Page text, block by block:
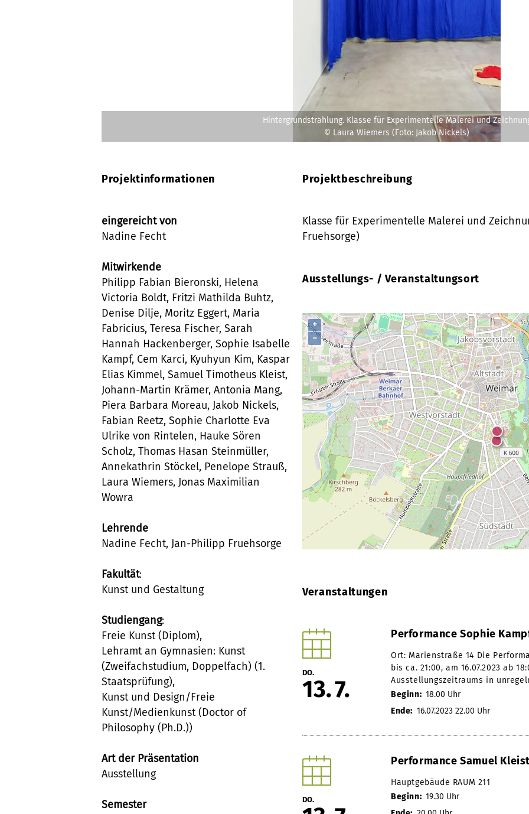
Hintergrundstrahlung. Klasse für Experimentelle Malerei und
© Laura Wiemers (Foto: Jakob Nickels)
Projektinformationen
eingereicht von
Nadine Fecht
Mitwirkende
Philipp Fabian Bieronski, Helena
Victoria Boldt, Fritzi Mathilda Buhtz,
Denise Dilje, Moritz Eggert, Maria
Fabricius, Teresa Fischer, Sarah
Hannah Hackenberger, Sophie Isabelle
Kampf, Cem Karci, Kyuhyun Kim, Kaspar
Elias Kimmel, Samuel Timotheus Kleist,
Johann-Martin Krämer, Antonia Mang,
Piera Barbara Moreau, Jakob Nickels,
Fabian Reetz, Sophie Charlotte Eva
Ulrike von Rintelen, Hauke Sören
Scholz, Thomas Hasan Steinmüller,
Annekathrin Stöckel, Penelope Strauß,
Laura Wiemers, Jonas Maximilian
Wowra
Lehrende
Nadine Fecht, Jan-Philipp Fruehsorge
Fakultät:
Kunst und Gestaltung
Studiengang:
Freie Kunst (Diplom),
Lehramt an Gymnasien: Kunst
(Zweifachstudium, Doppelfach) (1.
Staatsprüfung),
Kunst und Design/Freie
Kunst/Medienkunst (Doctor of
Philosophy (Ph.D.))
Art der Präsentation
Ausstellung
Semester
Projektbeschreibung
Klasse für Experimentelle Malerei und
Fruehsorge)
Ausstellungs- / Veranstaltungsort
+
−
Veranstaltungen
DO.
13 7
Performance Sophie
Ort: Marienstraße 14 Die
bis ca. 21:00, am 16.07.2023 ab
Ausstellungszeitraums in
Beginn: 18.00 Uhr
Ende: 16.07.2023 22.00 Uhr
DO.
Performance Samuel
Hauptgebäude RAUM 211
Beginn: 19.30 Uhr